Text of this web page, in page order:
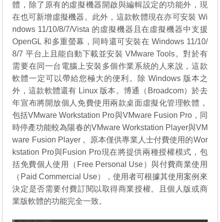
體，除了原有的虛擬機器開啟與編輯設定的功能外，現
在也可新增虛擬機器。此外，這款軟體現在亦可安裝 Wi
ndows 11/10/8/7/Vista 的虛擬機器且在虛擬機器中支援
OpenGL 和多重螢幕，同時還可安裝在 Windows 11/10/
8/7 平台上且能自動下載並安裝 VMware Tools。對於有
需要在同一台電腦上安裝多個作業系統的人來說，這款
軟體一定可以帶給您極大的便利。除 Windows 版本之
外，這款軟體還有 Linux 版本。博通（Broadcom）於去
年宣布將開放個人免費使用兩款桌面虛擬化管理軟體，
包括VMware Workstation Pro與VMware Fusion Pro，同
時停產功能較為陽春的VMware Workstation Player與VM
ware Fusion Player 。原本僅供專業人士付費使用的Wor
kstation Pro與Fusion Pro現在將提供兩種授權模式，包
括免費個人使用（Free Personal Use）與付費商業使用
（Paid Commercial Use），使用者可根據其使用案例來
決定是否需要付費訂閱以取得商業授權。且個人版或商
業版軟體的功能完全一致。